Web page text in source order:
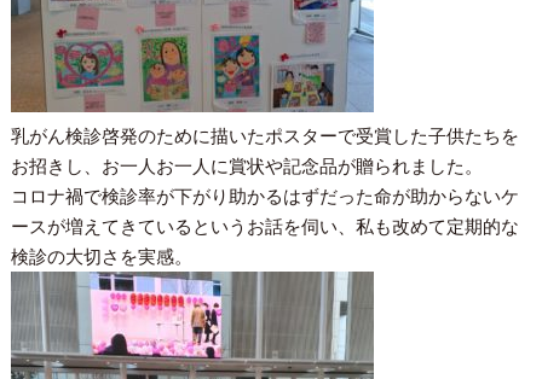
乳がん検診啓発のために描いたポスターで受賞した子供たちを
お招きし、お一人お一人に賞状や記念品が贈られました。
コロナ禍で検診率が下がり助かるはずだった命が助からないケ
ースが増えてきているというお話を伺い、私も改めて定期的な
検診の大切さを実感。